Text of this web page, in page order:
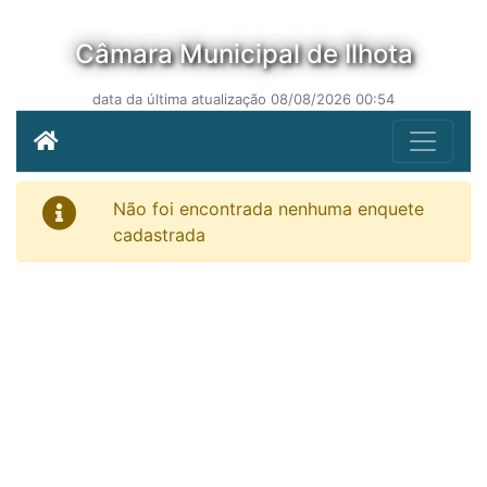
Câmara Municipal de Ilhota
data da última atualização 08/08/2026 00:54
Não foi encontrada nenhuma enquete
cadastrada